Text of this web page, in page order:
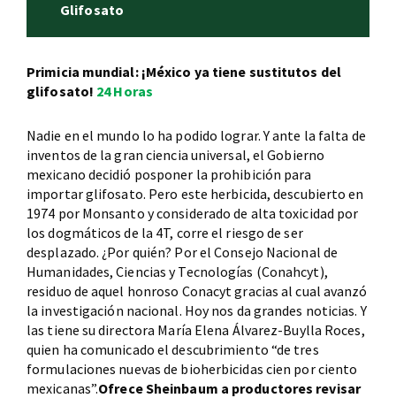
Glifosato
Primicia mundial: ¡México ya tiene sustitutos del
glifosato! 24 Horas
Nadie en el mundo lo ha podido lograr. Y ante la falta de
inventos de la gran ciencia universal, el Gobierno
mexicano decidió posponer la prohibición para
importar glifosato. Pero este herbicida, descubierto en
1974 por Monsanto y considerado de alta toxicidad por
los dogmáticos de la 4T, corre el riesgo de ser
desplazado. ¿Por quién? Por el Consejo Nacional de
Humanidades, Ciencias y Tecnologías (Conahcyt),
residuo de aquel honroso Conacyt gracias al cual avanzó
la investigación nacional. Hoy nos da grandes noticias. Y
las tiene su directora María Elena Álvarez-Buylla Roces,
quien ha comunicado el descubrimiento “de tres
formulaciones nuevas de bioherbicidas cien por ciento
mexicanas”.Ofrece Sheinbaum a productores revisar